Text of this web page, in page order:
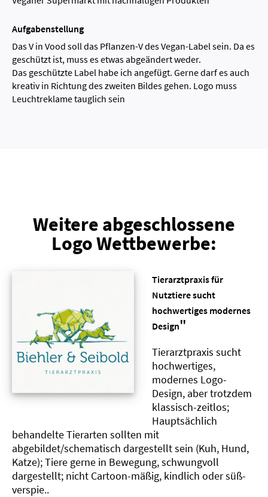
Aufgabenstellung
Das V in Vood soll das Pflanzen-V des Vegan-Label sein. Da es
geschützt ist, muss es etwas abgeändert weder.
Das geschützte Label habe ich angefügt. Gerne darf es auch
kreativ in Richtung des zweiten Bildes gehen. Logo muss
Leuchtreklame tauglich sein
Weitere abgeschlossene
Logo Wettbewerbe:
Tierarztpraxis für
Nutztiere sucht
hochwertiges modernes
Design"
Tierarztpraxis sucht
hochwertiges,
modernes Logo-
Design, aber trotzdem
klassisch-zeitlos;
Hauptsächlich
behandelte Tierarten sollten mit
abgebildet/schematisch dargestellt sein (Kuh, Hund,
Katze); Tiere gerne in Bewegung, schwungvoll
dargestellt; nicht Cartoon-mäßig, kindlich oder süß-
verspie..